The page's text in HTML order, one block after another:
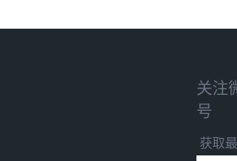
关注
号
获取